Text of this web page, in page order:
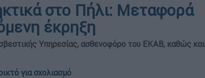
στο Πήλι: Μεταφορά
έκρηξη
Υπηρεσίας, ασθενοφόρο του ΕΚΑΒ, καθώς και
για σχολιασμό